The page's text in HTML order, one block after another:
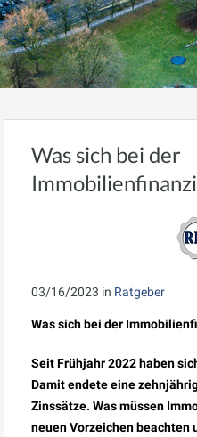
Was sich bei der
03/16/2023 in Ratgeber
Was sich bei der
Seit Frühjahr 2022 haben
Damit endete eine
Zinssätze. Was müssen
neuen Vorzeichen beachten